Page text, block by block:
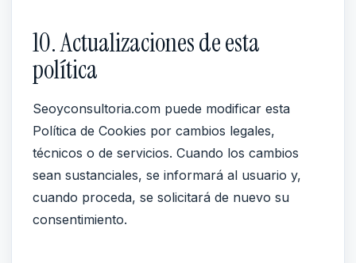
10. Actualizaciones de esta
política
Seoyconsultoria.com puede modificar esta
Política de Cookies por cambios legales,
técnicos o de servicios. Cuando los cambios
sean sustanciales, se informará al usuario y,
cuando proceda, se solicitará de nuevo su
consentimiento.